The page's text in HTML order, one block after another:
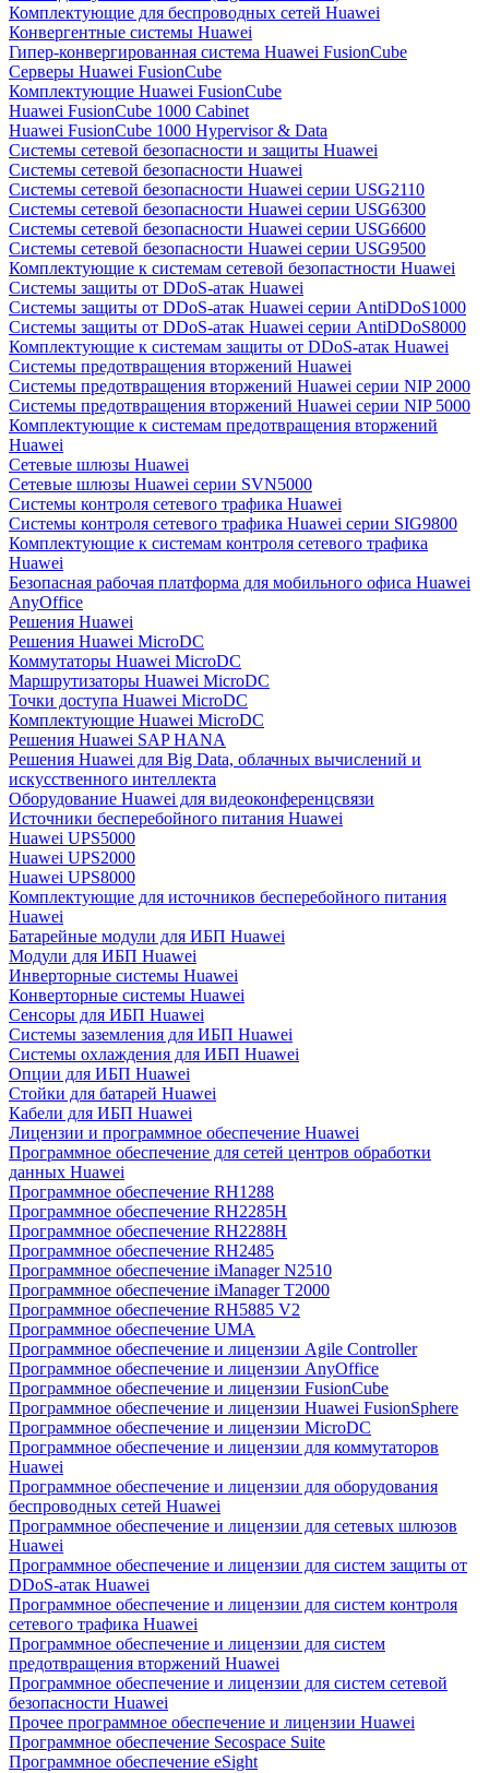
Комплектующие для беспроводных сетей Huawei
Конвергентные системы Huawei
Гипер-конвергированная система Huawei FusionCube
Серверы Huawei FusionCube
Комплектующие Huawei FusionCube
Huawei FusionCube 1000 Cabinet
Huawei FusionCube 1000 Hypervisor & Data
Системы сетевой безопасности и защиты Huawei
Системы сетевой безопасности Huawei
Системы сетевой безопасности Huawei серии USG2110
Системы сетевой безопасности Huawei серии USG6300
Системы сетевой безопасности Huawei серии USG6600
Системы сетевой безопасности Huawei серии USG9500
Комплектующие к системам сетевой безопастности Huawei
Системы защиты от DDoS-атак Huawei
Системы защиты от DDoS-атак Huawei серии AntiDDoS1000
Системы защиты от DDoS-атак Huawei серии AntiDDoS8000
Комплектующие к системам защиты от DDoS-атак Huawei
Системы предотвращения вторжений Huawei
Системы предотвращения вторжений Huawei серии NIP 2000
Системы предотвращения вторжений Huawei серии NIP 5000
Комплектующие к системам предотвращения вторжений
Huawei
Сетевые шлюзы Huawei
Сетевые шлюзы Huawei серии SVN5000
Системы контроля сетевого трафика Huawei
Системы контроля сетевого трафика Huawei серии SIG9800
Комплектующие к системам контроля сетевого трафика
Huawei
Безопасная рабочая платформа для мобильного офиса Huawei
AnyOffice
Решения Huawei
Решения Huawei MicroDC
Коммутаторы Huawei MicroDC
Маршрутизаторы Huawei MicroDC
Точки доступа Huawei MicroDC
Комплектующие Huawei MicroDC
Решения Huawei SAP HANA
Решения Huawei для Big Data, облачных вычислений и
искусственного интеллекта
Оборудование Huawei для видеоконференцсвязи
Источники бесперебойного питания Huawei
Huawei UPS5000
Huawei UPS2000
Huawei UPS8000
Комплектующие для источников бесперебойного питания
Huawei
Батарейные модули для ИБП Huawei
Модули для ИБП Huawei
Инверторные системы Huawei
Конверторные системы Huawei
Сенсоры для ИБП Huawei
Системы заземления для ИБП Huawei
Системы охлаждения для ИБП Huawei
Опции для ИБП Huawei
Стойки для батарей Huawei
Кабели для ИБП Huawei
Лицензии и программное обеспечение Huawei
Программное обеспечение для сетей центров обработки
данных Huawei
Программное обеспечение RH1288
Программное обеспечение RH2285H
Программное обеспечение RH2288H
Программное обеспечение RH2485
Программное обеспечение iManager N2510
Программное обеспечение iManager T2000
Программное обеспечение RH5885 V2
Программное обеспечение UMA
Программное обеспечение и лицензии Agile Controller
Программное обеспечение и лицензии AnyOffice
Программное обеспечение и лицензии FusionCube
Программное обеспечение и лицензии Huawei FusionSphere
Программное обеспечение и лицензии MicroDC
Программное обеспечение и лицензии для коммутаторов
Huawei
Программное обеспечение и лицензии для оборудования
беспроводных сетей Huawei
Программное обеспечение и лицензии для сетевых шлюзов
Huawei
Программное обеспечение и лицензии для систем защиты от
DDoS-атак Huawei
Программное обеспечение и лицензии для систем контроля
сетевого трафика Huawei
Программное обеспечение и лицензии для систем
предотвращения вторжений Huawei
Программное обеспечение и лицензии для систем сетевой
безопасности Huawei
Прочее программное обеспечение и лицензии Huawei
Программное обеспечение Secospace Suite
Программное обеспечение eSight